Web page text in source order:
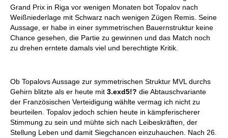
Grand Prix in Riga vor wenigen Monaten bot Topalov nach
Weißniederlage mit Schwarz nach wenigen Zügen Remis. Seine
Aussage, er habe in einer symmetrischen Bauernstruktur keine
Chance gesehen, die Partie zu gewinnen und das Match noch
zu drehen erntete damals viel und berechtigte Kritik.
Ob Topalovs Aussage zur symmetrischen Struktur MVL durchs
Gehirn blitzte als er heute mit 3.exd5!? die Abtauschvariante
der Französischen Verteidigung wählte vermag ich nicht zu
beurteilen. Topalov jedoch schien heute in kämpferischerer
Stimmung zu sein und mühte sich nach Leibeskräften, der
Stellung Leben und damit Siegchancen einzuhauchen. Nach 26.